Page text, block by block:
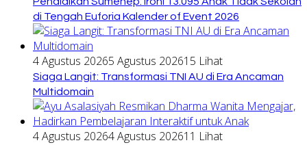
di Tengah Euforia Kalender of Event 2026
4 Agustus 20265 Agustus 202615 Lihat
Siaga Langit: Transformasi TNI AU di Era Ancaman
Multidomain
4 Agustus 20264 Agustus 202611 Lihat